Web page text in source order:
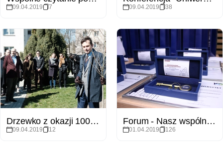
09.04.2019 7 09.04.2019 38
Drzewko z okazji 100-lecia poznańskiej psychologii
09.04.2019 12
Forum - Nasz wspólny Uniwersytet
01.04.2019 126